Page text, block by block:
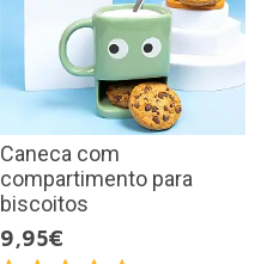
Caneca com
compartimento para
biscoitos
9,95€